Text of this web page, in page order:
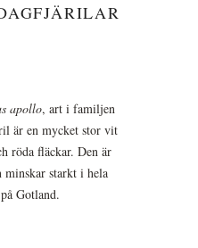
apollo, art i familjen
är en mycket stor vit
röda fläckar. Den är
minskar starkt i hela
Gotland.